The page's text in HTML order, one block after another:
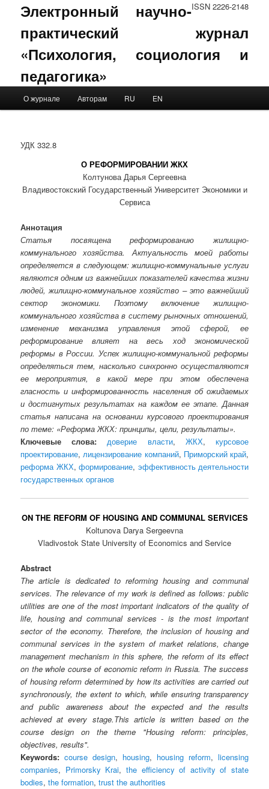
ISSN 2226-2148
Электронный научно-
практический журнал
«Психология, социология и
педагогика»
Skip to primary content
Skip to secondary content
О журнале Авторам RU EN
УДК 332.8
О РЕФОРМИРОВАНИИ ЖКХ
Колтунова Дарья Сергеевна
Владивостокский Государственный Университет Экономики и
Сервиса
Аннотация
Статья посвящена реформированию жилищно-
коммунального хозяйства. Актуальность моей работы
определяется в следующем: жилищно-коммунальные услуги
являются одним из важнейших показателей качества жизни
людей, жилищно-коммунальное хозяйство – это важнейший
сектор экономики. Поэтому включение жилищно-
коммунального хозяйства в систему рыночных отношений,
изменение механизма управления этой сферой, ее
реформирование влияет на весь ход экономической
реформы в России. Успех жилищно-коммунальной реформы
определяться тем, насколько синхронно осуществляются
ее мероприятия, в какой мере при этом обеспечена
гласность и информированность населения об ожидаемых
и достигнутых результатах на каждом ее этапе. Данная
статья написана на основании курсового проектирования
по теме: «Реформа ЖКХ: принципы, цели, результаты».
Ключевые слова:
доверие власти, ЖКХ, курсовое
проектирование,лицензирование компаний, Приморский край,
реформа ЖКХ,формирование, эффективность деятельности
государственных органов
ON THE REFORM OF HOUSING AND COMMUNAL SERVICES
Koltunova Darya Sergeevna
Vladivostok State University of Economics and Service
Abstract
The article is dedicated to reforming housing and communal
services. The relevance of my work is defined as follows: public
utilities are one of the most important indicators of the quality of
life, housing and communal services - is the most important
sector of the economy. Therefore, the inclusion of housing and
communal services in the system of market relations, change
management mechanism in this sphere, the reform of its effect
on the whole course of economic reform in Russia. The success
of housing reform determined by how its activities are carried out
synchronously, the extent to which, while ensuring transparency
and public awareness about the expected and the results
achieved at every stage.This article is written based on the
course design on the theme "Housing reform: principles,
objectives, results".
Keywords: course design, housing, housing reform, licensing
companies, Primorsky Krai, the efficiency of activity of state
bodies,the formation,trust the authorities